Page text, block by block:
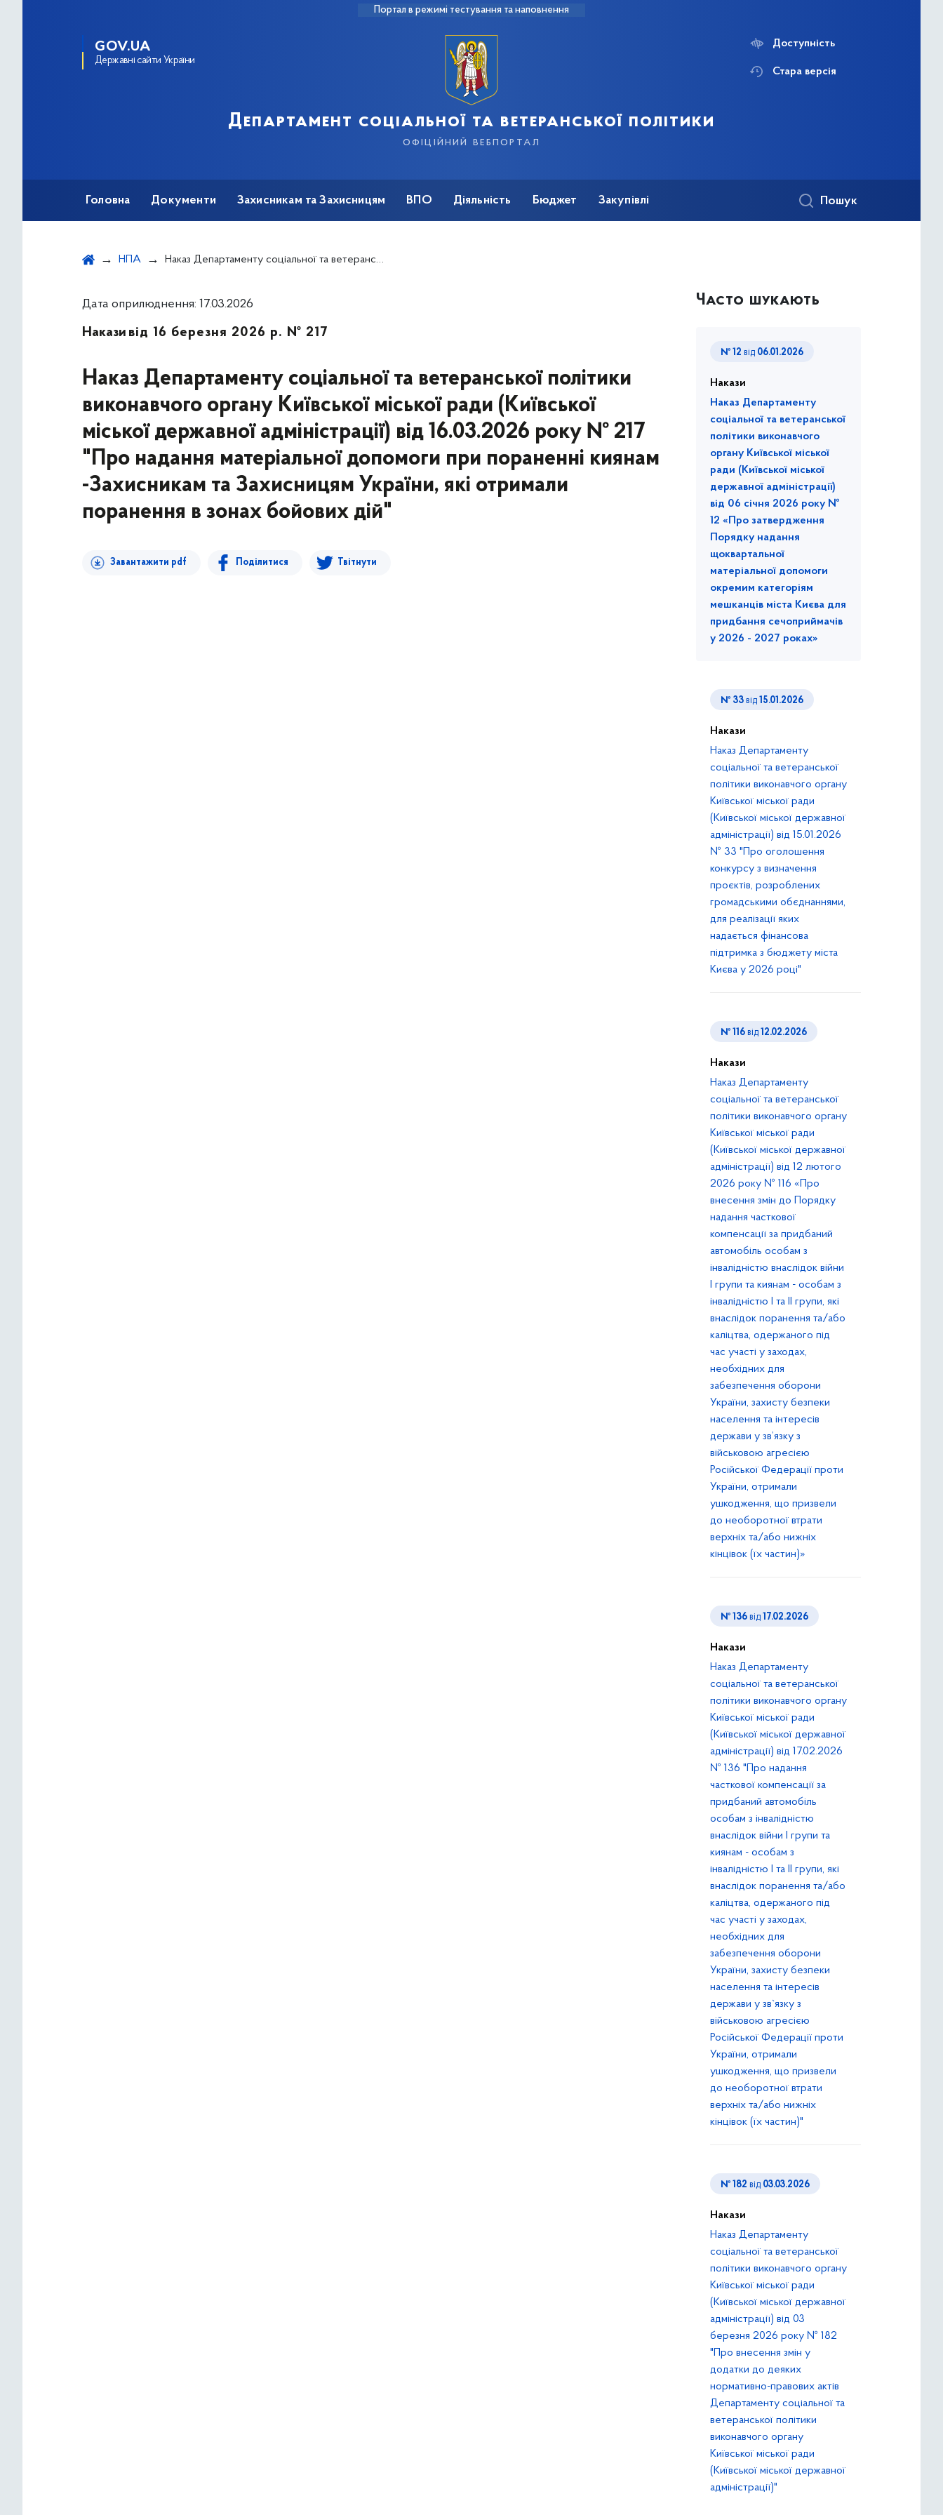
Портал в режимі тестування та наповнення
GOV.UA
Державні сайти України
Департамент соціальної та ветеранської політики
офіційний вебпортал
Доступність
Стара версія
Головна Документи Захисникам та Захисницям ВПО Діяльність Бюджет Закупівлі Пошук
НПА Наказ Департаменту соціальної та ветеранської політики виконавчого органу Київської міської ради (Київської міської державної адміністрації) від 16.03.2026 року № 217 "Про надання матеріальної допомоги при пораненні киянам -Захисникам та Захисницям України, які отримали поранення в зонах бойових дій"
Дата оприлюднення: 17.03.2026
Накази від 16 березня 2026 р. № 217
Наказ Департаменту соціальної та ветеранської політики
виконавчого органу Київської міської ради (Київської
міської державної адміністрації) від 16.03.2026 року № 217
"Про надання матеріальної допомоги при пораненні киянам
-Захисникам та Захисницям України, які отримали
поранення в зонах бойових дій"
Завантажити pdf Поділитися Твітнути
Часто шукають
№ 12 від 06.01.2026
Накази
Наказ Департаменту
соціальної та ветеранської
політики виконавчого
органу Київської міської
ради (Київської міської
державної адміністрації)
від 06 січня 2026 року №
12 «Про затвердження
Порядку надання
щоквартальної
матеріальної допомоги
окремим категоріям
мешканців міста Києва для
придбання сечоприймачів
у 2026 - 2027 роках»
№ 33 від 15.01.2026
Накази
Наказ Департаменту
соціальної та ветеранської
політики виконавчого органу
Київської міської ради
(Київської міської державної
адміністрації) від 15.01.2026
№ 33 "Про оголошення
конкурсу з визначення
проєктів, розроблених
громадськими обєднаннями,
для реалізації яких
надається фінансова
підтримка з бюджету міста
Києва у 2026 році"
№ 116 від 12.02.2026
Накази
Наказ Департаменту
соціальної та ветеранської
політики виконавчого органу
Київської міської ради
(Київської міської державної
адміністрації) від 12 лютого
2026 року № 116 «Про
внесення змін до Порядку
надання часткової
компенсації за придбаний
автомобіль особам з
інвалідністю внаслідок війни
І групи та киянам - особам з
інвалідністю І та ІІ групи, які
внаслідок поранення та/або
каліцтва, одержаного під
час участі у заходах,
необхідних для
забезпечення оборони
України, захисту безпеки
населення та інтересів
держави у зв’язку з
військовою агресією
Російської Федерації проти
України, отримали
ушкодження, що призвели
до необоротної втрати
верхніх та/або нижніх
кінцівок (їх частин)»
№ 136 від 17.02.2026
Накази
Наказ Департаменту
соціальної та ветеранської
політики виконавчого органу
Київської міської ради
(Київської міської державної
адміністрації) від 17.02.2026
№ 136 "Про надання
часткової компенсації за
придбаний автомобіль
особам з інвалідністю
внаслідок війни І групи та
киянам - особам з
інвалідністю І та ІІ групи, які
внаслідок поранення та/або
каліцтва, одержаного під
час участі у заходах,
необхідних для
забезпечення оборони
України, захисту безпеки
населення та інтересів
держави у зв`язку з
військовою агресією
Російської Федерації проти
України, отримали
ушкодження, що призвели
до необоротної втрати
верхніх та/або нижніх
кінцівок (їх частин)"
№ 182 від 03.03.2026
Накази
Наказ Департаменту
соціальної та ветеранської
політики виконавчого органу
Київської міської ради
(Київської міської державної
адміністрації) від 03
березня 2026 року № 182
"Про внесення змін у
додатки до деяких
нормативно-правових актів
Департаменту соціальної та
ветеранської політики
виконавчого органу
Київської міської ради
(Київської міської державної
адміністрації)"